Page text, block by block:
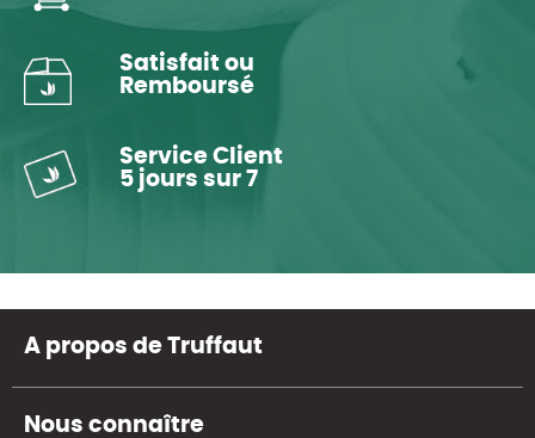
Satisfait ou
Remboursé
Service Client
5 jours sur 7
A propos de Truffaut
Nous connaître